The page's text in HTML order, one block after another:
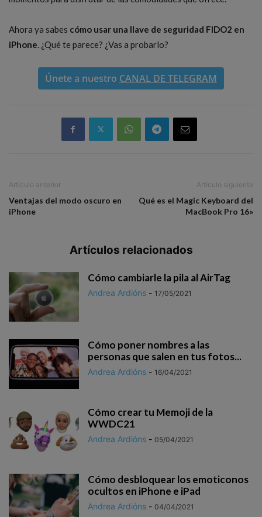
Ahora ya sabes cómo usar una llave de seguridad FIDO2 en
iPhone . ¿Qué te parece? ¿Vas a probarlo?
Únete a nuestro CANAL DE TELEGRAM
Artículo anterior
Ventajas del modo oscuro en
iPhone
Artículo siguiente
Qué es el Magic Keyboard del
MacBook Pro 16»
Artículos relacionados
Cómo cambiarle la pila al AirTag
Andrea Ardións - 17/05/2021
Cómo poner nombres a las
personas que salen en tus fotos...
Andrea Ardións - 16/04/2021
Cómo crear tu Memoji de la
WWDC21
Andrea Ardións - 05/04/2021
Cómo desbloquear los emoticonos
ocultos en iPhone e iPad
Andrea Ardións - 04/04/2021